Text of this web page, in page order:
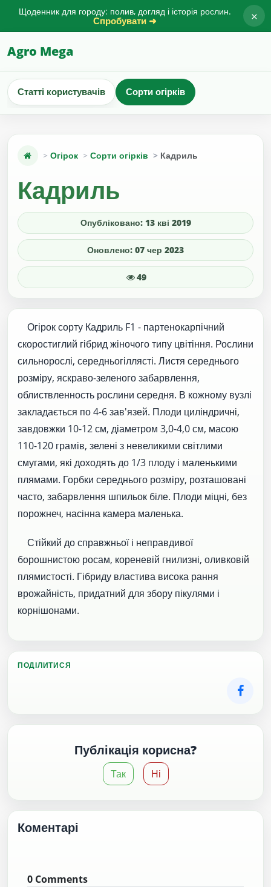
Щоденник для городу: полив, догляд і історія рослин.
Спробувати ➜ ×
Agro Mega
Статті користувачів Сорти огірків
Огірок Сорти огірків Кадриль
Кадриль
Опубліковано: 13 кві 2019
Оновлено: 07 чер 2023
49
Огірок сорту Кадриль F1 - партенокарпічний
скоростиглий гібрид жіночого типу цвітіння. Рослини
сильнорослі, середньогіллясті. Листя середнього
розміру, яскраво-зеленого забарвлення,
облиствленность рослини середня. В кожному вузлі
закладається по 4-6 зав'язей. Плоди циліндричні,
завдовжки 10-12 см, діаметром 3,0-4,0 см, масою
110-120 грамів, зелені з невеликими світлими
смугами, які доходять до 1/3 плоду і маленькими
плямами. Горбки середнього розміру, розташовані
часто, забарвлення шпильок біле. Плоди міцні, без
порожнеч, насінна камера маленька.
Стійкий до справжньої і неправдивої
борошнистою росам, кореневій гнилизні, оливковій
плямистості. Гібриду властива висока рання
врожайність, придатний для збору пікулями і
корнішонами.
ПОДІЛИТИСЯ
Публікація корисна?
Так Ні
Коментарі
0 Comments